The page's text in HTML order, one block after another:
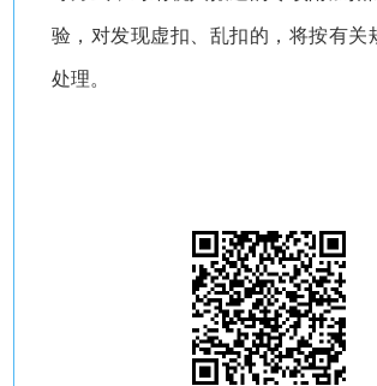
验，对发现虚扣、乱扣的，将按有关
处理。